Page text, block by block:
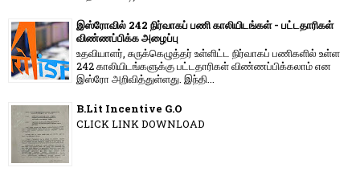
இஸ்ரோவில் 242 நிர்வாகப் பணி காலியிடங்கள் - பட்டதாரிகள்
விண்ணப்பிக்க அழைப்பு
உதவியாளர், சுருக்கெழுத்தர் உள்ளிட்ட நிர்வாகப் பணிகளில் உள்ள
242 காலியிடங்களுக்கு பட்டதாரிகள் விண்ணப்பிக்கலாம் என
இஸ்ரோ அறிவித்துள்ளது. இந்தி...
B.Lit Incentive G.O
CLICK LINK DOWNLOAD